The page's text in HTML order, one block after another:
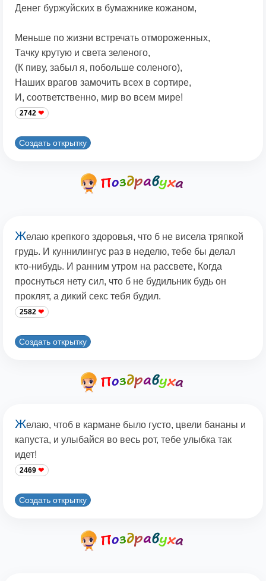
Денег буржуйских в бумажнике кожаном,
Меньше по жизни встречать отмороженных,
Тачку крутую и света зеленого,
(К пиву, забыл я, побольше соленого),
Наших врагов замочить всех в сортире,
И, соответственно, мир во всем мире!
2742
Создать открытку
Желаю крепкого здоровья, что б не висела тряпкой
грудь. И куннилингус раз в неделю, тебе бы делал
кто-нибудь. И ранним утром на рассвете, Когда
проснуться нету сил, что б не будильник будь он
проклят, а дикий секс тебя будил.
2582
Создать открытку
Желаю, чтоб в кармане было густо, цвели бананы и
капуста, и улыбайся во весь рот, тебе улыбка так
идет!
2469
Создать открытку